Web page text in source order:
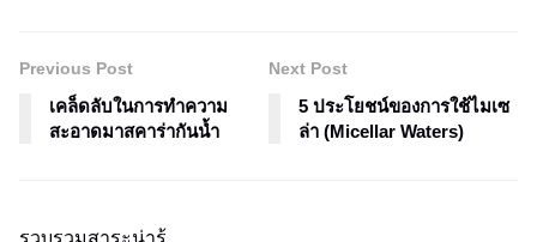
Previous Post
เคล็ดลับในการทำความ
สะอาดมาสคาร่ากันน้ำ
Next Post
5 ประโยชน์ของการใช้ไมเซ
ล่า (Micellar Waters)
รวบรวมสาระน่ารู้